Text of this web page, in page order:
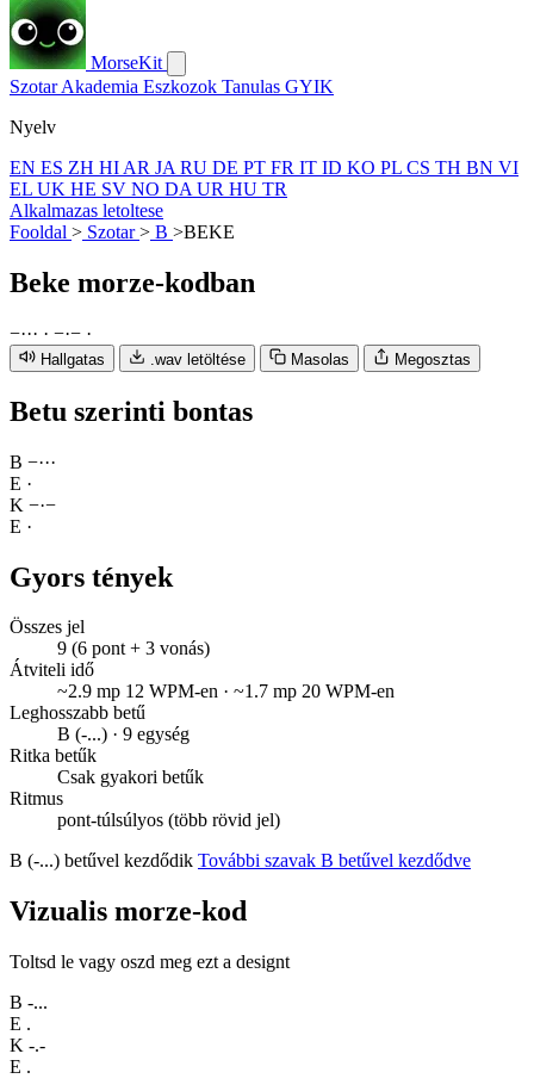
MorseKit
SzotarAkademia Eszkozok Tanulas GYIK
Nyelv
EN ES ZH HI AR JA RU DE PT FR IT ID KO PL CS TH BN VI
EL UK HE SV NO DA UR HU TR
Alkalmazas letoltese
Fooldal > Szotar> B >BEKE
Beke morze-kodban
−··· · −·− ·
Hallgatas .wav letöltése Masolas Megosztas
Betu szerinti bontas
B −···
E ·
K −·−
E ·
Gyors tények
Összes jel
9 (6 pont + 3 vonás)
Átviteli idő
~2.9 mp 12 WPM-en · ~1.7 mp 20 WPM-en
Leghosszabb betű
B (-...) · 9 egység
Ritka betűk
Csak gyakori betűk
Ritmus
pont-túlsúlyos (több rövid jel)
B (-...) betűvel kezdődik További szavak B betűvel kezdődve
Vizualis morze-kod
Toltsd le vagy oszd meg ezt a designt
B -...
E .
K -.-
E .